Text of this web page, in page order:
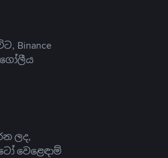
Binance
ගෝලීය
ලද,
වෙළෙඳාම්